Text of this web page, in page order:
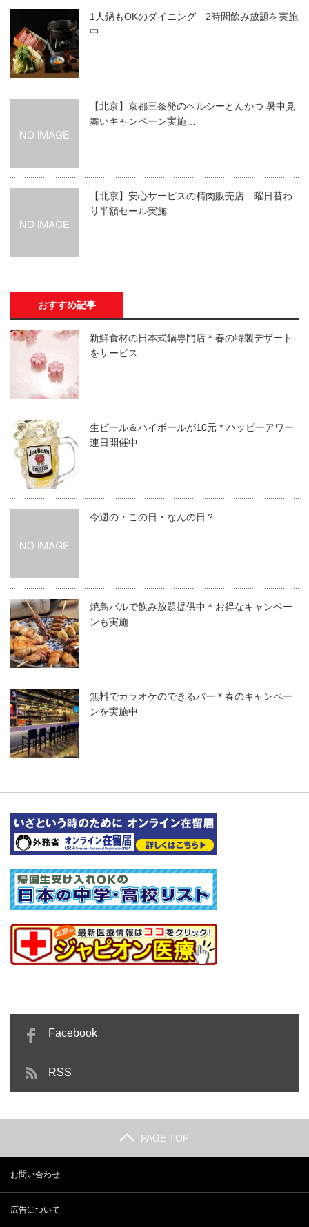
1人鍋もOKのダイニング 2時間飲み放題を実施
中
【北京】京都三条発のヘルシーとんかつ 暑中見
舞いキャンペーン実施…
【北京】安心サービスの精肉販売店 曜日替わ
り半額セール実施
おすすめ記事
新鮮食材の日本式鍋専門店＊春の特製デザート
をサービス
生ビール＆ハイボールが10元＊ハッピーアワー
連日開催中
今週の・この日・なんの日？
焼鳥バルで飲み放題提供中＊お得なキャンペー
ンも実施
無料でカラオケのできるバー＊春のキャンペー
ンを実施中
Facebook
RSS
PAGE TOP
お問い合わせ
広告について